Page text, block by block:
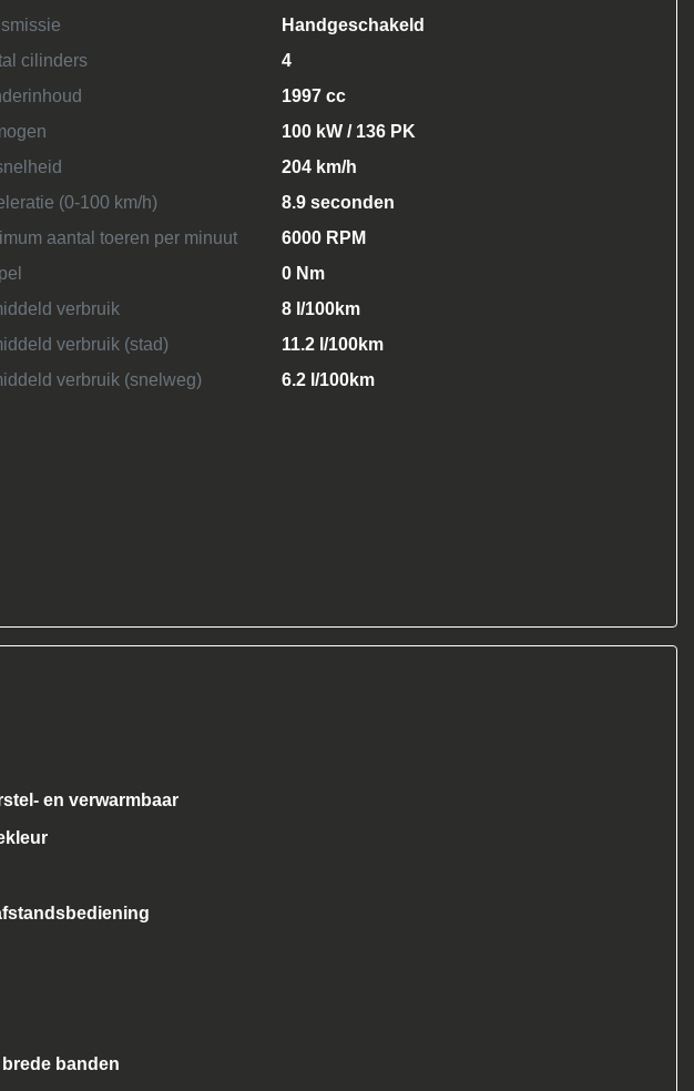
Handgeschakeld
cilinders
4
1997 cc
100 kW / 136 PK
204 km/h
(0-100 km/h)
8.9 seconden
aantal toeren per minuut
6000 RPM
0 Nm
verbruik
8 l/100km
verbruik (stad)
11.2 l/100km
verbruik (snelweg)
6.2 l/100km
en verwarmbaar
banden